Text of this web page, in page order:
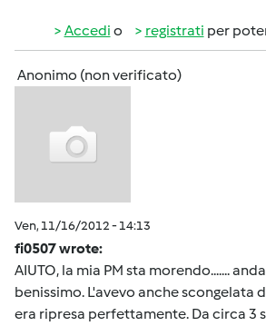
Accedi o registrati per
Anonimo (non verificato)
Ven, 11/16/2012 - 14:13
fi0507 wrote:
AIUTO, la mia PM sta morendo.......
benissimo. L'avevo anche scongelata
era ripresa perfettamente. Da circa 3